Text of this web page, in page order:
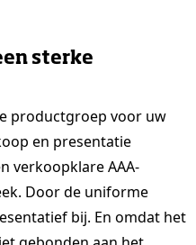
sterke
productgroep voor uw
en presentatie
verkoopklare AAA-
Door de uniforme
bij. En omdat het